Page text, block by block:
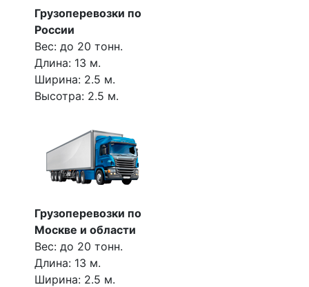
Грузоперевозки по
России
Вес: до 20 тонн.
Длина: 13 м.
Ширина: 2.5 м.
Высотра: 2.5 м.
Грузоперевозки по
Москве и области
Вес: до 20 тонн.
Длина: 13 м.
Ширина: 2.5 м.